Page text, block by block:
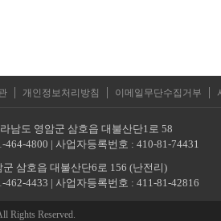
| 개인정보처리방침 | 이메일무단수집거부 |
남도 영암군 삼호읍 대불산단1로 58
464-4800 | 사업자등록번호 : 410-81-74431
군 삼호읍 대불산단6로 156 (난전리)
462-4433 | 사업자등록번호 : 411-81-42816
Rights Reserved.